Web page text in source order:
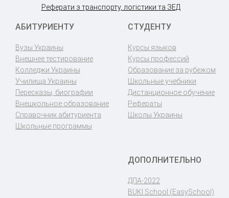
Реферати з транспорту, логістики та ЗЕД
АБИТУРИЕНТУ
Вузы Украины
Внешнее тестирование
Колледжи Украины
Училища Украины
Пересказы, биографии
Внешкольное образование
Справочник абитуриента
Школьные программы
СТУДЕНТУ
Курсы языков
Курсы профессий
Образование за рубежом
Школьные учебники
Дистанционное обучение
Рефераты
Школы Украины
ДОПОЛНИТЕЛЬНО
ДПА-2022
BUKI School (EasySchool)